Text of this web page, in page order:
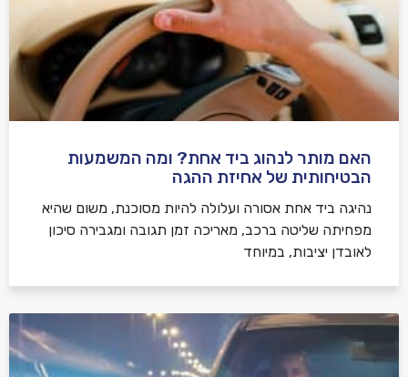
האם מותר לנהוג ביד אחת? ומה המשמעות
הבטיחותית של אחיזת ההגה
נהיגה ביד אחת אסורה ועלולה להיות מסוכנת, משום שהיא
מפחיתה שליטה ברכב, מאריכה זמן תגובה ומגבירה סיכון
לאובדן יציבות, במיוחד